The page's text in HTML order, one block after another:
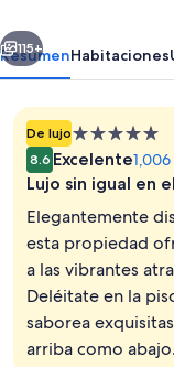
Collection
Hotel,
Beverly
Hills
Siguiente
115+
ResumenHabitaciones
De lujoPropiedad
de
5.0
8.6 Excelente
Lujo sin igual en
Elegantemente
esta propiedad
a las vibrantes
Deléitate en la
saborea
arriba como abajo.